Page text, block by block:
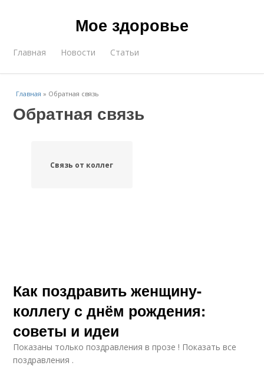
Мое здоровье
Главная Новости Статьи
Главная » Обратная связь
Обратная связь
Связь от коллег
Как поздравить женщину-
коллегу с днём рождения:
советы и идеи
Показаны только поздравления в прозе ! Показать все
поздравления .